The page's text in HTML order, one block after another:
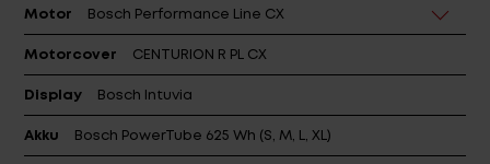
Motor Bosch Performance Line CX
Motorcover CENTURION R PL CX
Display Bosch Intuvia
Akku Bosch PowerTube 625 Wh (S, M, L, XL)